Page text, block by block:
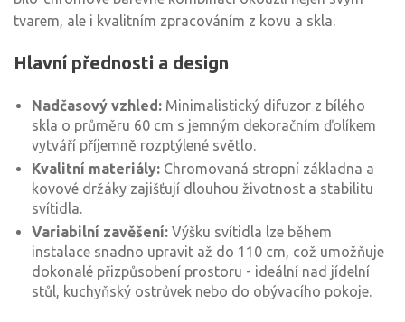
tvarem, ale i kvalitním zpracováním z kovu a skla.
Hlavní přednosti a design
Nadčasový vzhled: Minimalistický difuzor z bílého
skla o průměru 60 cm s jemným dekoračním ďolíkem
vytváří příjemně rozptýlené světlo.
Kvalitní materiály: Chromovaná stropní základna a
kovové držáky zajišťují dlouhou životnost a stabilitu
svítidla.
Variabilní zavěšení: Výšku svítidla lze během
instalace snadno upravit až do 110 cm, což umožňuje
dokonalé přizpůsobení prostoru - ideální nad jídelní
stůl, kuchyňský ostrůvek nebo do obývacího pokoje.